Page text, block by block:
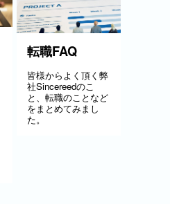
転職FAQ
皆様からよく頂く弊
社Sincereedのこ
と、転職のことなど
をまとめてみまし
た。